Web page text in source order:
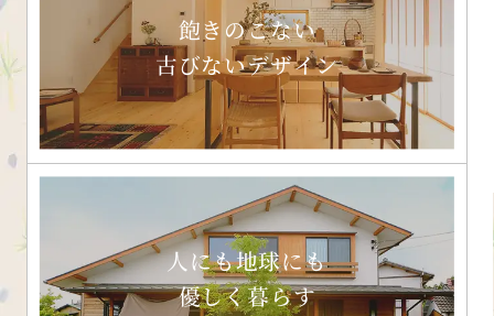
飽きのこない
古びないデザイン
人にも地球にも
優しく暮らす